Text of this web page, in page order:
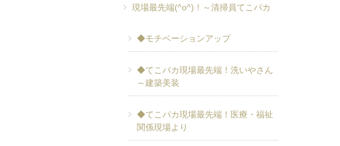
現場最先端(^o^)！～清掃員てこパカ
◆モチベーションアップ
◆てこパカ現場最先端！洗いやさん
～建築美装
◆てこパカ現場最先端！医療・福祉
関係現場より